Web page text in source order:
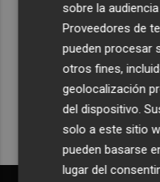
Recibe
Plaza
sobre la
Proveedores de
pueden procesar
otros fines,
geolocalización
del dispositivo.
solo a este sitio
pueden basarse
lugar del